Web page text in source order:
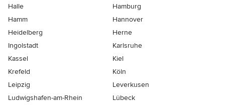
Halle
Hamburg
Hamm
Hannover
Heidelberg
Herne
Ingolstadt
Karlsruhe
Kassel
Kiel
Krefeld
Köln
Leipzig
Leverkusen
Ludwigshafen-am-Rhein
Lübeck